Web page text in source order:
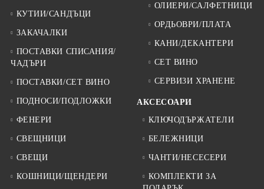
КУТИИ/САНДЪЦИ
ЗАКАЧАЛКИ
ПОСТАВКИ СПИСАНИЯ/
ЧАДЪРИ
ПОСТАВКИ/СЕТ ВИНО
ПОДНОСИ/ПОДЛОЖКИ
ФЕНЕРИ
СВЕЩНИЦИ
СВЕЩИ
КОШНИЦИ/ЩЕНДЕРИ
ОЛИЕРИ/САЛФЕТНИЦИ
ОРДЬОВРИ/ПЛАТА
КАНИ/ДЕКАНТЕРИ
СЕТ ВИНО
СЕРВИЗИ ХРАНЕНЕ
АКСЕСОАРИ
КЛЮЧОДЪРЖАТЕЛИ
БЕЛЕЖНИЦИ
ЧАНТИ/НЕСЕСЕРИ
КОМПЛЕКТИ ЗА